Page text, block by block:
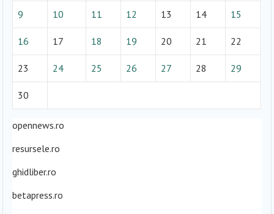
9 10 11 12 13 14 15
16 17 18 19 20 21 22
23 24 25 26 27 28 29
30
opennews.ro
resursele.ro
ghidliber.ro
betapress.ro